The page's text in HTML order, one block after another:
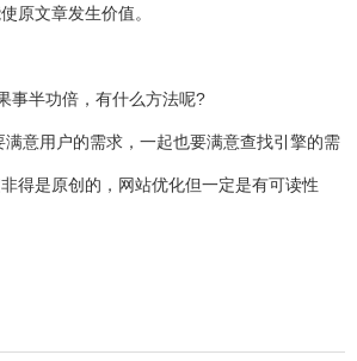
原文章发生价值。
事半功倍，有什么方法呢?
意用户的需求，一起也要满意查找引擎的需
得是原创的，网站优化但一定是有可读性